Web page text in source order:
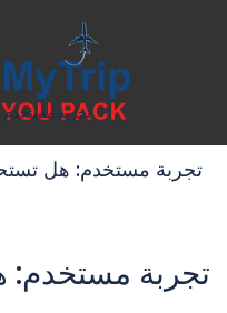
تجربة مستخدم: هل
تجربة